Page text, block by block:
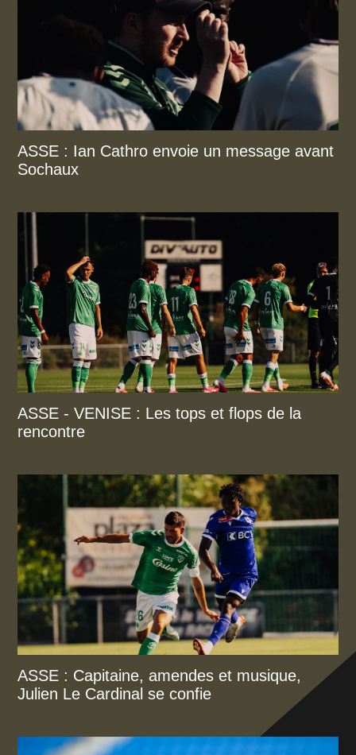
ASSE : Ian Cathro envoie un message avant
Sochaux
ASSE - VENISE : Les tops et flops de la
rencontre
ASSE : Capitaine, amendes et musique,
Julien Le Cardinal se confie